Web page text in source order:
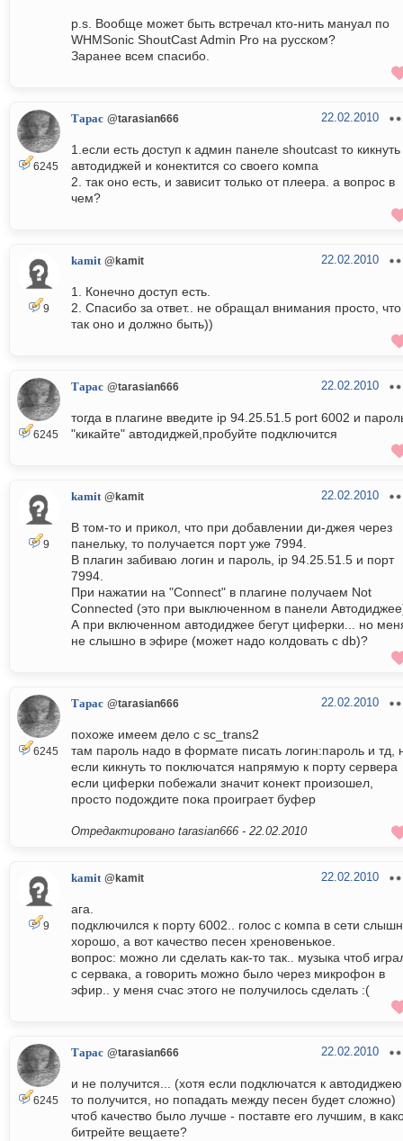
p.s. Вообще может быть встречал кто-нить мануал по
WHMSonic ShoutCast Admin Pro на русском?
Заранее всем спасибо.
6245
Тарас @tarasian666 22.02.2010
1.если есть доступ к админ панеле shoutcast то кикнуть
автодиджей и конектится со своего компа
2. так оно есть, и зависит только от плеера. а вопрос в
чем?
9
kamit @kamit 22.02.2010
1. Конечно доступ есть.
2. Спасибо за ответ.. не обращал внимания просто, что
так оно и должно быть))
6245
Тарас @tarasian666 22.02.2010
тогда в плагине введите ip 94.25.51.5 port 6002 и
"кикайте" автодиджей,пробуйте подключится
9
kamit @kamit 22.02.2010
В том-то и прикол, что при добавлении ди-джея через
панельку, то получается порт уже 7994.
В плагин забиваю логин и пароль, ip 94.25.51.5 и порт
7994.
При нажатии на "Connect" в плагине получаем Not
Connected (это при выключенном в панели
А при включенном автодиджее бегут циферки... но
не слышно в эфире (может надо колдовать с db)?
6245
Тарас @tarasian666 22.02.2010
похоже имеем дело с sc_trans2
там пароль надо в формате писать логин:пароль и тд,
если кикнуть то поключатся напрямую к порту сервера
если циферки побежали значит конект произошел,
просто подождите пока проиграет буфер
Отредактировано tarasian666 - 22.02.2010
9
kamit @kamit 22.02.2010
ага.
подключился к порту 6002.. голос с компа в сети
хорошо, а вот качество песен хреновенькое.
вопрос: можно ли сделать как-то так.. музыка чтоб
с сервака, а говорить можно было через микрофон в
эфир.. у меня счас этого не получилось сделать :(
6245
Тарас @tarasian666 22.02.2010
и не получится... (хотя если подключатся к автодиджею
то получится, но попадать между песен будет сложно)
чтоб качество было лучше - поставте его лучшим, в
битрейте вещаете?